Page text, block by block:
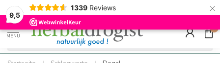
9,5
1339 Reviews ×
Kostenloser DE-Versand ab Mindestbestellwert |
Schnell geliefert
Minimum
Hızlı
MENU
0